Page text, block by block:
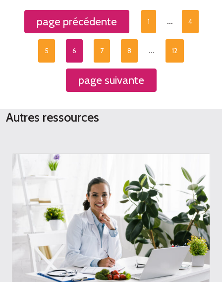
page précédente 1 … 4
5 6 7 8 … 12
page suivante
Autres ressources